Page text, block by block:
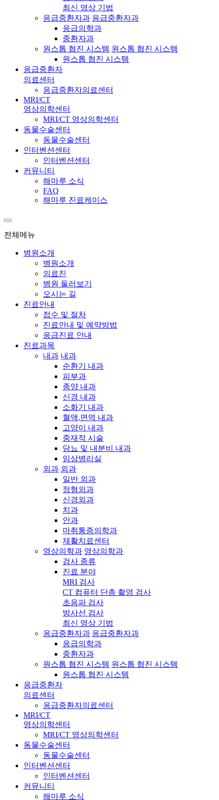
최신 영상 기법
응급중환자과 응급중환자과
응급의학과
중환자과
원스톱 협진 시스템 원스톱 협진 시스템
원스톱 협진 시스템
응급중환자
의료센터
응급중환자의료센터
MRI/CT
영상의학센터
MRI/CT 영상의학센터
동물수술센터
동물수술센터
인터벤션센터
인터벤션센터
커뮤니티
해마루 소식
FAQ
해마루 진료케이스
전체메뉴
병원소개
병원소개
의료진
병원 둘러보기
오시는 길
진료안내
접수 및 절차
진료안내 및 예약방법
응급진료 안내
진료과목
내과 내과
순환기 내과
피부과
종양 내과
신경 내과
소화기 내과
혈액,면역 내과
고양이 내과
중재적 시술
당뇨 및 내분비 내과
임상병리실
외과 외과
일반 외과
정형외과
신경외과
치과
안과
마취통증의학과
재활치료센터
영상의학과 영상의학과
검사 종류
진료 분야
MRI 검사
CT 컴퓨터 단층 촬영 검사
초음파 검사
방사선 검사
최신 영상 기법
응급중환자과 응급중환자과
응급의학과
중환자과
원스톱 협진 시스템 원스톱 협진 시스템
원스톱 협진 시스템
응급중환자
의료센터
응급중환자의료센터
MRI/CT
영상의학센터
MRI/CT 영상의학센터
동물수술센터
동물수술센터
인터벤션센터
인터벤션센터
커뮤니티
해마루 소식